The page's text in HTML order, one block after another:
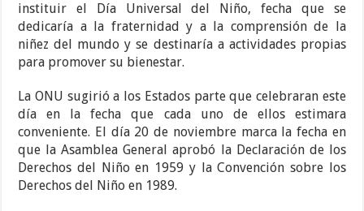
instituir el Día Universal del Niño, fecha que se
dedicaría a la fraternidad y a la comprensión de la
niñez del mundo y se destinaría a actividades propias
para promover su bienestar.
La ONU sugirió a los Estados parte que celebraran este
día en la fecha que cada uno de ellos estimara
conveniente. El día 20 de noviembre marca la fecha en
que la Asamblea General aprobó la Declaración de los
Derechos del Niño en 1959 y la Convención sobre los
Derechos del Niño en 1989.